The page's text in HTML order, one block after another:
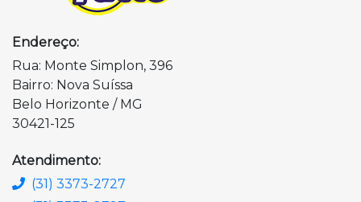
Endereço:
Rua: Monte Simplon, 396
Bairro: Nova Suíssa
Belo Horizonte / MG
30421-125
Atendimento:
(31) 3373-2727